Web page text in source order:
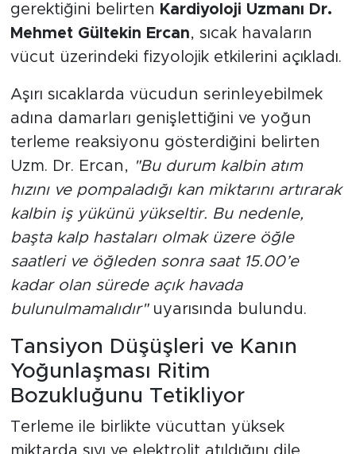
gerektiğini belirten Kardiyoloji Uzmanı Dr.
Mehmet Gültekin Ercan, sıcak havaların
vücut üzerindeki fizyolojik etkilerini açıkladı.
Aşırı sıcaklarda vücudun serinleyebilmek
adına damarları genişlettiğini ve yoğun
terleme reaksiyonu gösterdiğini belirten
Uzm. Dr. Ercan, "Bu durum kalbin atım
hızını ve pompaladığı kan miktarını artırarak
kalbin iş yükünü yükseltir. Bu nedenle,
başta kalp hastaları olmak üzere öğle
saatleri ve öğleden sonra saat 15.00’e
kadar olan sürede açık havada
bulunulmamalıdır"uyarısında bulundu.
Tansiyon Düşüşleri ve Kanın
Yoğunlaşması Ritim
Bozukluğunu Tetikliyor
Terleme ile birlikte vücuttan yüksek